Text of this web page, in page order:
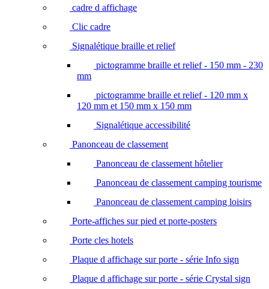
cadre d affichage
Clic cadre
Signalétique braille et relief
pictogramme braille et relief - 150 mm - 230
mm
pictogramme braille et relief - 120 mm x
120 mm et 150 mm x 150 mm
Signalétique accessibilité
Panonceau de classement
Panonceau de classement hôtelier
Panonceau de classement camping tourisme
Panonceau de classement camping loisirs
Porte-affiches sur pied et porte-posters
Porte cles hotels
Plaque d affichage sur porte - série Info sign
Plaque d affichage sur porte - série Crystal sign